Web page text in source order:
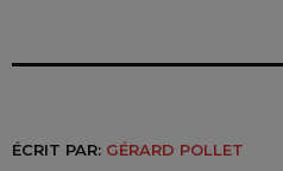
ÉCRIT PAR: GÉRARD POLLET